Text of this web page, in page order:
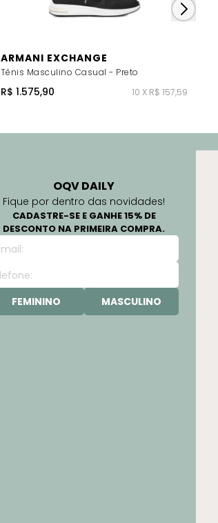
ARMANI EXCHANGE
Tênis Masculino Casual - Preto
R$ 1.575,90 10 X R$ 157,59
OQV DAILY
Fique por dentro das novidades!
CADASTRE-SE E GANHE 15% DE
DESCONTO NA PRIMEIRA COMPRA.
FEMININO MASCULINO